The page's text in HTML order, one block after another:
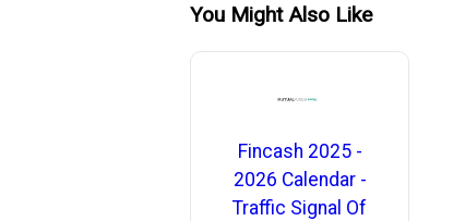
You Might Also Like
Fincash 2025 -
2026 Calendar -
Traffic Signal Of